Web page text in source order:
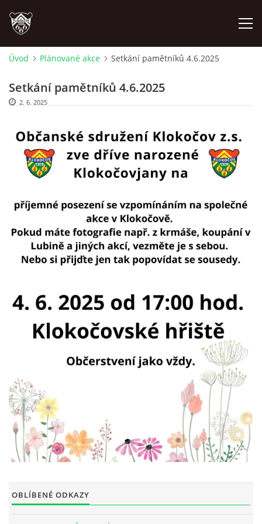
PLÁNOVANÉ AKCE
PROBĚHLÉ AKCE
NOVINKY
FOTOALBUM
VIDEA
KONTAKTY
Úvod Plánované akce Setkání pamětníků 4.6.2025
Setkání pamětníků 4.6.2025
2. 6. 2025
OBLÍBENÉ ODKAZY